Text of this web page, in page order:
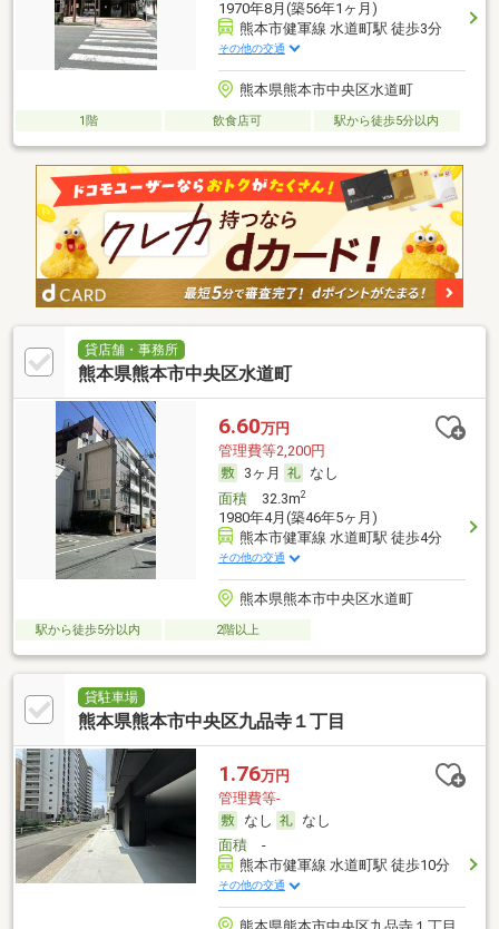
1970年8月(築56年1ヶ月)
熊本市健軍線 水道町駅 徒歩3分
その他の交通
熊本県熊本市中央区水道町
1階 飲食店可 駅から徒歩5分以内
貸店舗・事務所
熊本県熊本市中央区水道町
6.60万円
管理費等2,200円
3ヶ月
なし
面積32.3m2
1980年4月(築46年5ヶ月)
熊本市健軍線 水道町駅 徒歩4分
その他の交通
熊本県熊本市中央区水道町
駅から徒歩5分以内 2階以上
貸駐車場
熊本県熊本市中央区九品寺１丁目
1.76万円
管理費等-
なし
なし
面積-
熊本市健軍線 水道町駅 徒歩10分
その他の交通